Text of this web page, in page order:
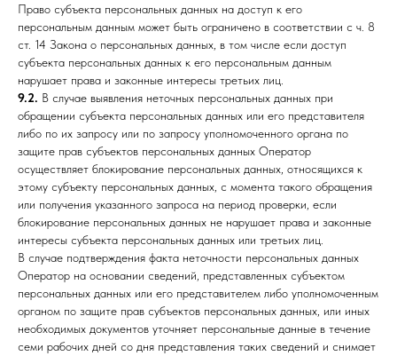
Право субъекта персональных данных на доступ к его
персональным данным может быть ограничено в соответствии с ч. 8
ст. 14 Закона о персональных данных, в том числе если доступ
субъекта персональных данных к его персональным данным
нарушает права и законные интересы третьих лиц.
9.2. В случае выявления неточных персональных данных при
обращении субъекта персональных данных или его представителя
либо по их запросу или по запросу уполномоченного органа по
защите прав субъектов персональных данных Оператор
осуществляет блокирование персональных данных, относящихся к
этому субъекту персональных данных, с момента такого обращения
или получения указанного запроса на период проверки, если
блокирование персональных данных не нарушает права и законные
интересы субъекта персональных данных или третьих лиц.
В случае подтверждения факта неточности персональных данных
Оператор на основании сведений, представленных субъектом
персональных данных или его представителем либо уполномоченным
органом по защите прав субъектов персональных данных, или иных
необходимых документов уточняет персональные данные в течение
семи рабочих дней со дня представления таких сведений и снимает